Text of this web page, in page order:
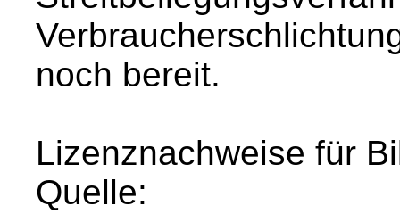
noch bereit.
Lizenznachweise für
Quelle: